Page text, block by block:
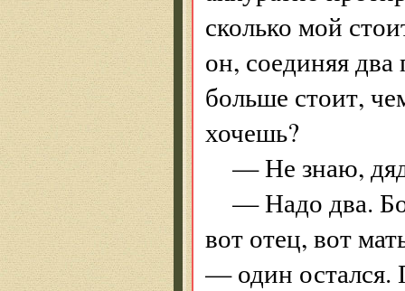
сколько мой
он, соединяя
больше стоит,
хочешь?
— Не знаю,
— Надо два.
вот отец, вот
— один остался.